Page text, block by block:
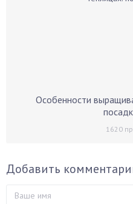
Особенности
1620
Добавить